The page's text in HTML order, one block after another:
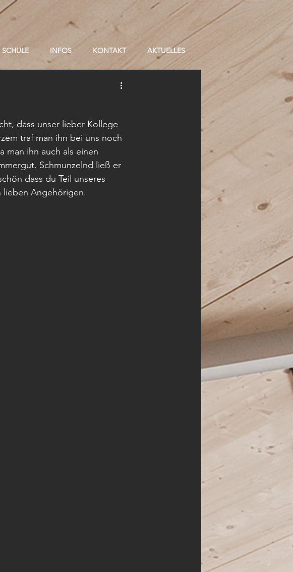
SCHULE INFOS KONTAKT AKTUELLES
dass unser lieber Kollege
traf man ihn bei uns noch
man ihn auch als einen
Schmunzelnd ließ er
dass du Teil unseres
lieben Angehörigen.